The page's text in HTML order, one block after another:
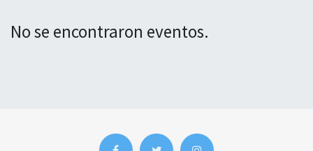
No se encontraron eventos.